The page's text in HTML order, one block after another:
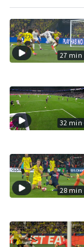
27 min
32 min
28 min